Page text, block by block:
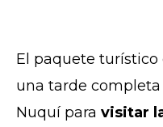
El paquete
una tarde
Nuquí para visitar